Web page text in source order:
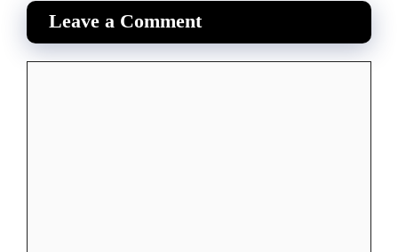
Leave a Comment